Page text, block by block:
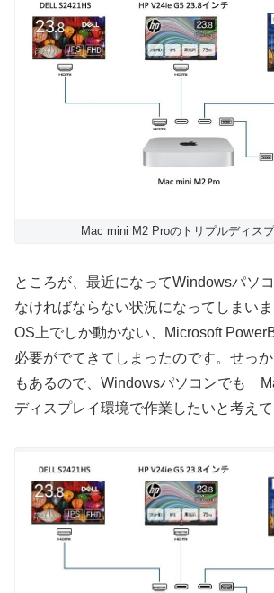
Mac mini M2 Proのトリプルディス
ところが、最近になってWindowsパソ
なければならない状況になってしまい
OS上でしか動かない、Microsoft
必要がでてきてしまったのです。せっ
もあるので、Windowsパソコンでも
ディスプレイ環境で作業したいと考えて